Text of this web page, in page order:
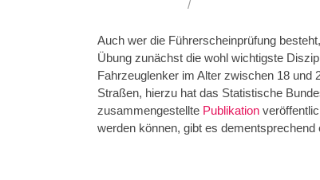
Auch wer die Führerscheinprüfung
Übung zunächst die wohl wichtigste
Fahrzeuglenker im Alter zwischen 18 und
Straßen, hierzu hat das Statistische
zusammengestellte Publikation
werden können, gibt es dementsprechend